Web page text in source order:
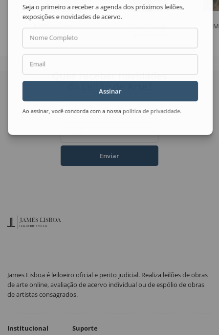
Judith Lauand
Sem Título
Carlos Scliar
Seja o primeiro a receber a agenda dos próximos leilões,
exposições e novidades de acervo.
Nome Completo
Email
Assinar
Ao assinar, você concorda com a nossa política de privacidade.
Quer receber novidades
do Leilão de Arte?
Nome Completo
Email
Enviar
James Lisboa é leiloeiro oficial e perito judicial. Realiza leilões de obras
de arte online, avaliação de acervo individual ou de espólio de obras
de artistas consagrados.
Institucional Suporte